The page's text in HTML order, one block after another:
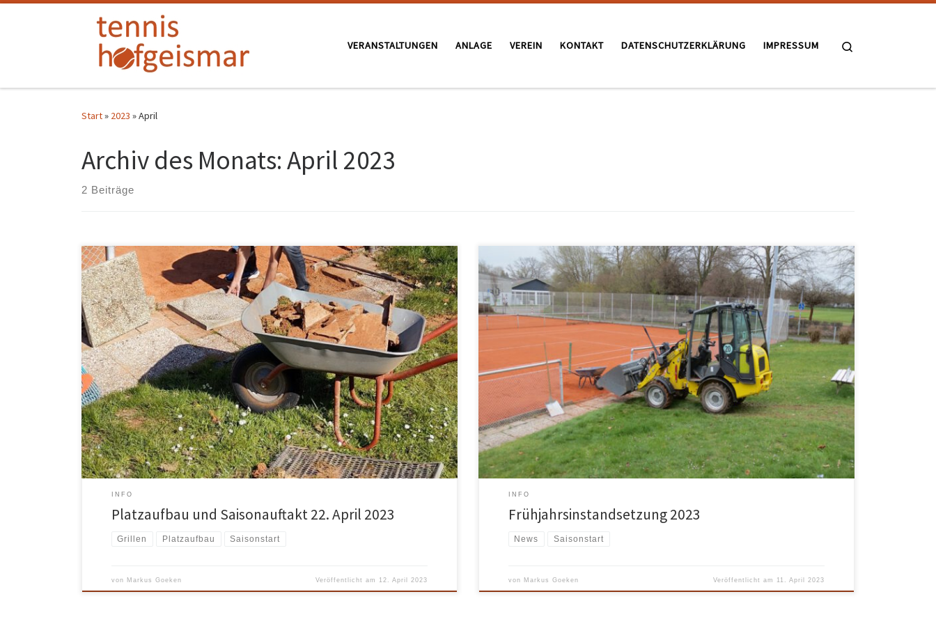
Zum Inhalt springen
VERANSTALTUNGEN ANLAGE VEREIN KONTAKT DATENSCHUTZERKLÄRUNG IMPRESSUM
Start» 2023 »April
Archiv des Monats:April 2023
2 Beiträge
Es ist endlich wieder so weit: Am Samstag, 22. April 2023 geht’s los. Um 14:00 treffen wir
uns auf der Anlage und machen alles bereit für die Saison. Neben den üblichen
Arbeiten, wie dem Anbringen der Windschutz-Blenden, dem Aufbau der Netze und der
Reinigung des Clubhauses werden wir kleinere Reparaturen […]
INFO
Platzaufbau und Saisonauftakt 22. April 2023
Grillen Platzaufbau Saisonstart
von Markus Goeken Veröffentlicht am 12. April 2023
Die Frühjahrsinstandsetzung („Plätze machen“) wurde am Samstag, 08.04.2023
durchgeführt. Leider war es wegen des schlechten Wetters nicht früher möglich. Jetzt
muss in den nächsten Wochen viel gewalzt werden, damit die Plätze bald bespielbar
sind. Gerne könnt ihr euch bei Tim melden, wenn ihr uns beim Walzen unterstützen
möchtet. Den Termin […]
INFO
Frühjahrsinstandsetzung 2023
News Saisonstart
von Markus Goeken Veröffentlicht am 11. April 2023